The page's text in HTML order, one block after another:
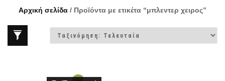
Αρχική σελίδα / Προϊόντα με ετικέτα “μπλεντερ χειρος”